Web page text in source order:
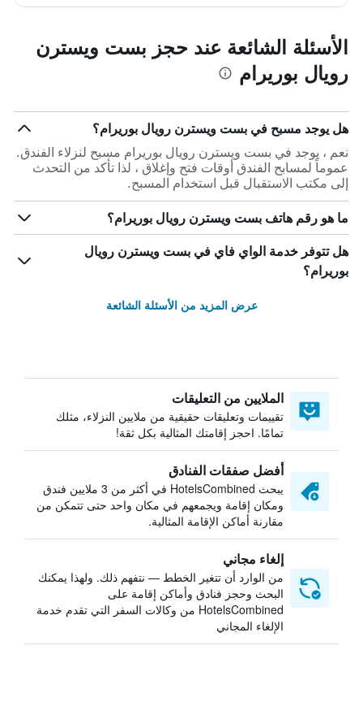
الأسئلة الشائعة عند حجز بست ويسترن
رويال بوريرام
هل يوجد مسبح في بست ويسترن رويال بوريرام؟
نعم ، يوجد في بست ويسترن رويال بوريرام مسبح لنزلاء الفندق.
عموماً لمسابح الفندق أوقات فتح وإغلاق ، لذا تأكد من التحدث
إلى مكتب الاستقبال قبل استخدام المسبح.
ما هو رقم هاتف بست ويسترن رويال بوريرام؟
هل تتوفر خدمة الواي فاي في بست ويسترن رويال
بوريرام؟
عرض المزيد من الأسئلة الشائعة
الملايين من التعليقات
تقييمات وتعليقات حقيقية من ملايين النزلاء، مثلك
تمامًا. احجز إقامتك المثالية بكل ثقة!
أفضل صفقات الفنادق
يبحث HotelsCombined في أكثر من 3 ملايين فندق
ومكان إقامة ويجمعهم في مكان واحد حتى تتمكن من
مقارنة أماكن الإقامة المثالية.
إلغاء مجاني
من الوارد أن تتغير الخطط — نتفهم ذلك. ولهذا يمكنك
البحث وحجز فنادق وأماكن إقامة على
HotelsCombined من وكالات السفر التي تقدم خدمة
الإلغاء المجاني